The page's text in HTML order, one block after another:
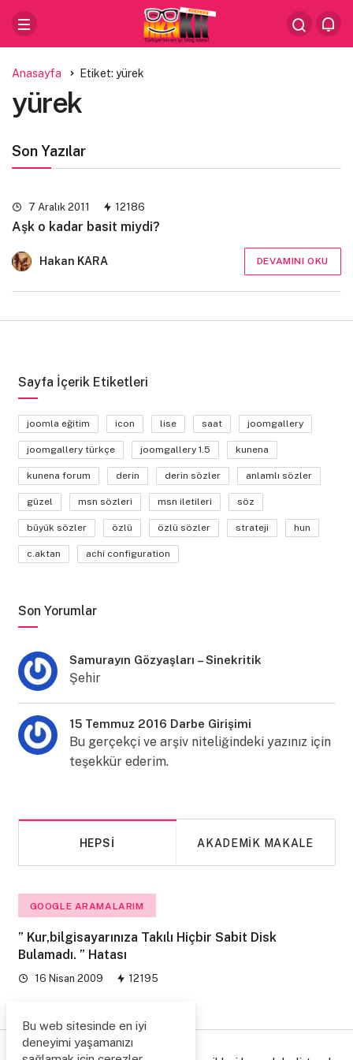
Anasayfa Etiket: yürek
yürek
Son Yazılar
7 Aralık 2011 12186
Aşk o kadar basit miydi?
Hakan KARA DEVAMINI OKU
Sayfa İçerik Etiketleri
joomla eğitim icon lise saat joomgallery
joomgallery türkçe joomgallery 1.5 kunena
kunena forum derin derin sözler anlamlı sözler
güzel msn sözleri msn iletileri söz
büyük sözler özlü özlü sözler strateji hun
c.aktan achi configuration
Son Yorumlar
Samurayın Gözyaşları – Sinekritik
Şehir
15 Temmuz 2016 Darbe Girişimi
Bu gerçekçi ve arşiv niteliğindeki yazınız için
teşekkür ederim.
HEPSI AKADEMIK MAKALE
GOOGLE ARAMALARIM
” Kur,bilgisayarınıza Takılı Hiçbir Sabit Disk
Bulamadı. ” Hatası
16 Nisan 2009 12195
Bu web sitesinde en iyi
deneyimi yaşamanızı